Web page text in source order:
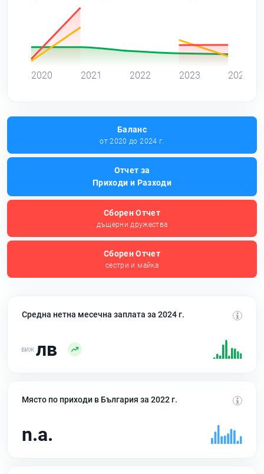
2020 2021 2022 2023 2024
Баланс
от 2020 до 2024 г.
Отчет за
Приходи и Разходи
Сборен Отчет
дъщерни дружества
Сборен Отчет
сестри и майка
Средна нетна месечна заплата за 2024 г.
лв
Място по приходи в България за 2022 г.
n.a.